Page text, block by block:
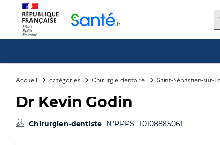
Accueil catégories Chirurgie dentaire Saint-Sébastien-sur-
Dr Kevin Godin
Chirurgien-dentiste N°RPPS : 10108885061
Panneau de gestion des cookies